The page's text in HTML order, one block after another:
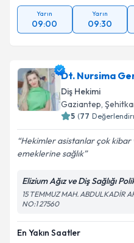
Yarın
09:00
Yarın
09:30
Dt. Nursima
Diş Hekimi
Gaziantep,
5 (77
Hekimler asistanlar çok kibar
emeklerine sağlık
Elizium Ağız ve Diş Sağlığı
15 TEMMUZ MAH. ABDULKADİR
NO:1 27560
En Yakın Saatler